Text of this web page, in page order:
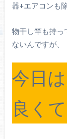
器+エアコンも
物干し竿も持っ
ないんですが、
今日
良くて